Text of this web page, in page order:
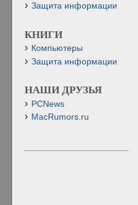
Защита информации
КНИГИ
Компьютеры
Защита информации
НАШИ ДРУЗЬЯ
PCNews
MacRumors.ru